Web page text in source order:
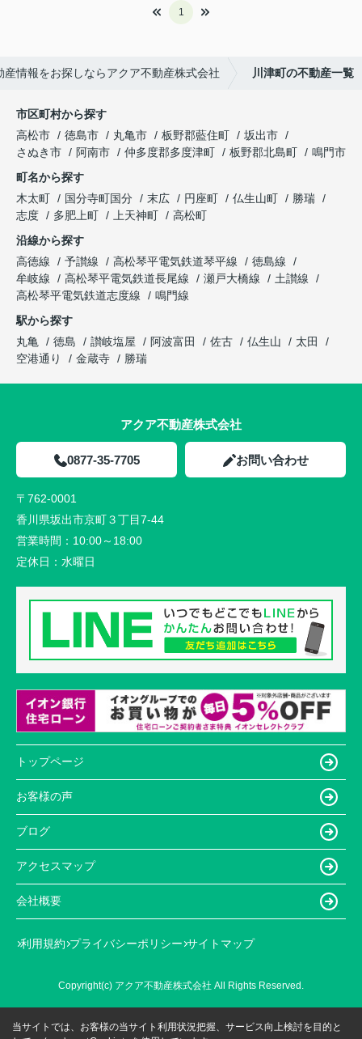
1
産情報をお探しならアクア不動産株式会社 川津町の不動産一覧
市区町村から探す
高松市
徳島市 丸亀市 板野郡藍住町
坂出市
さぬき市
阿南市 仲多度郡多度津町 板野郡北島町
鳴門市
町名から探す
木太町
国分寺町国分 末広 円座町 仏生山町
勝瑞
志度
多肥上町 上天神町
高松町
沿線から探す
高徳線
予讃線 高松琴平電気鉄道琴平線
徳島線
牟岐線
高松琴平電気鉄道長尾線 瀬戸大橋線
土讃線
高松琴平電気鉄道志度線
鳴門線
駅から探す
丸亀
徳島 讃岐塩屋 阿波富田 佐古 仏生山
太田
空港通り
金蔵寺 勝瑞
アクア不動産株式会社
0877-35-7705 お問い合わせ
〒762-0001
香川県坂出市京町３丁目7-44
営業時間： 10:00～18:00
定休日： 水曜日
トップページ
お客様の声
ブログ
アクセスマップ
会社概要
利用規約 プライバシーポリシー サイトマップ
Copyright(c) アクア不動産株式会社 All Rights Reserved.
当サイトでは、お客様の当サイト利用状況把握、サービス向上検討を目的と